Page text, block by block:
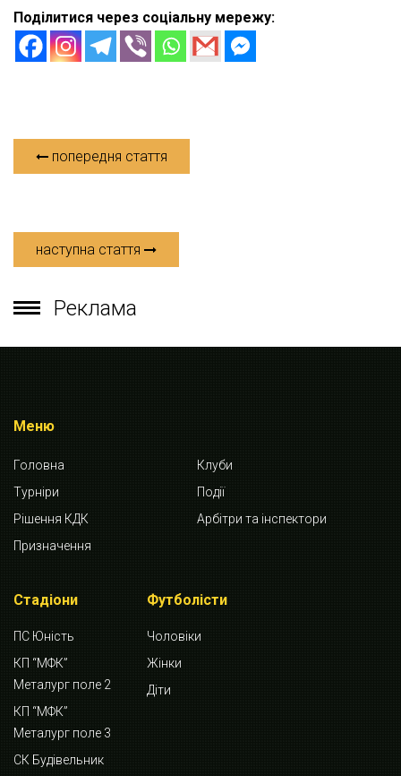
Поділитися через соціальну мережу:
попередня стаття
наступна стаття
Реклама
Меню
Головна
Клуби
Турніри
Події
Рішення КДК
Арбітри та інспектори
Призначення
Стадіони
ПС Юність
КП “МФК”
Металург поле 2
КП “МФК”
Металург поле 3
СК Будівельник
Футболісти
Чоловіки
Жінки
Діти